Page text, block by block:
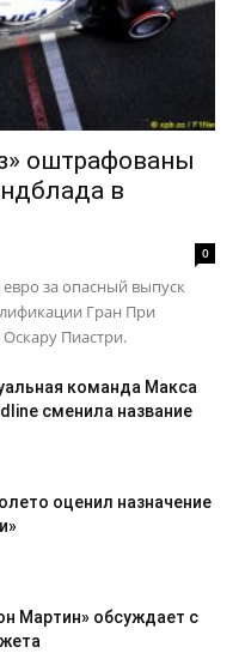
оштрафованы
в
0
за опасный выпуск
Гран При
Пиастри.
команда Макса
сменила название
оценил назначение
Мартин» обсуждает с